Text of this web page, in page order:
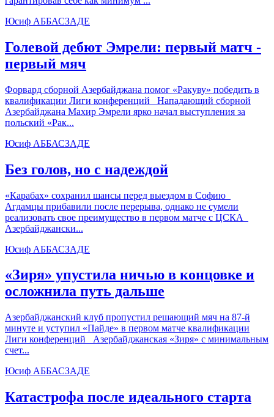
Юсиф АББАСЗАДЕ
Голевой дебют Эмрели: первый матч -
первый мяч
Форвард сборной Азербайджана помог «Ракуву» победить в
квалификации Лиги конференций Нападающий сборной
Азербайджана Махир Эмрели ярко начал выступления за
польский «Рак...
Юсиф АББАСЗАДЕ
Без голов, но с надеждой
«Карабах» сохранил шансы перед выездом в Софию
Агдамцы прибавили после перерыва, однако не сумели
реализовать свое преимущество в первом матче с ЦСКА
Азербайджански...
Юсиф АББАСЗАДЕ
«Зиря» упустила ничью в концовке и
осложнила путь дальше
Азербайджанский клуб пропустил решающий мяч на 87-й
минуте и уступил «Пайде» в первом матче квалификации
Лиги конференций Азербайджанская «Зиря» с минимальным
счет...
Юсиф АББАСЗАДЕ
Катастрофа после идеального старта